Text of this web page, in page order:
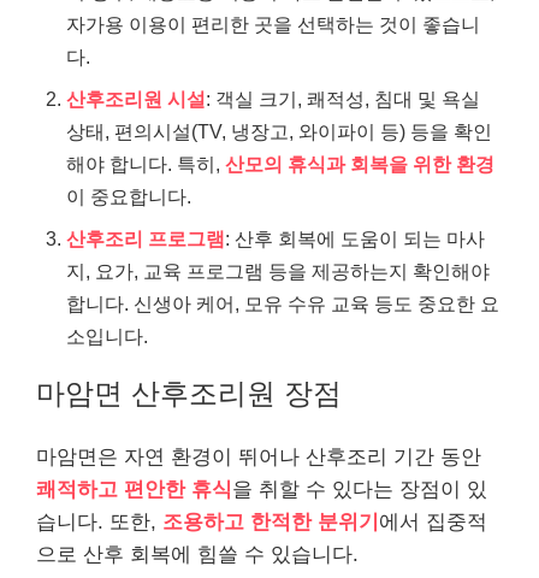
자가용 이용이 편리한 곳을 선택하는 것이 좋습니
다.
산후조리원 시설: 객실 크기, 쾌적성, 침대 및 욕실
상태, 편의시설(TV, 냉장고, 와이파이 등) 등을 확인
해야 합니다. 특히, 산모의 휴식과 회복을 위한 환경
이 중요합니다.
산후조리 프로그램: 산후 회복에 도움이 되는 마사
지, 요가, 교육 프로그램 등을 제공하는지 확인해야
합니다. 신생아 케어, 모유 수유 교육 등도 중요한 요
소입니다.
마암면 산후조리원 장점
마암면은 자연 환경이 뛰어나 산후조리 기간 동안
쾌적하고 편안한 휴식을 취할 수 있다는 장점이 있
습니다. 또한, 조용하고 한적한 분위기 에서 집중적
으로 산후 회복에 힘쓸 수 있습니다.